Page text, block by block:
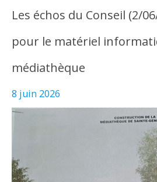
Les échos du Conseil (2/
pour le matériel
médiathèque
8 juin 2026